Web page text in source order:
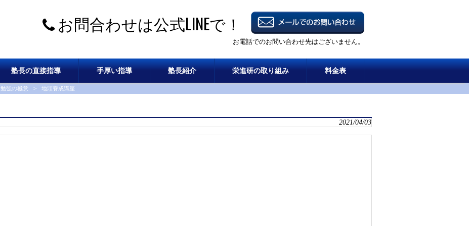
お問合わせは公式LINEで！
お電話でのお問い合わせ先はございません。
塾長の直接指導 手厚い指導 塾長紹介 栄進研の取り組み 料金表
勉強の極意 > 地頭養成講座
2021/04/03